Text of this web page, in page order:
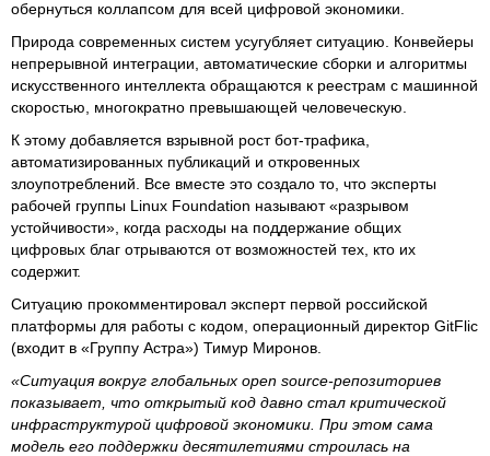
обернуться коллапсом для всей цифровой экономики.
Природа современных систем усугубляет ситуацию. Конвейеры
непрерывной интеграции, автоматические сборки и алгоритмы
искусственного интеллекта обращаются к реестрам с машинной
скоростью, многократно превышающей человеческую.
К этому добавляется взрывной рост бот-трафика,
автоматизированных публикаций и откровенных
злоупотреблений. Все вместе это создало то, что эксперты
рабочей группы Linux Foundation называют «разрывом
устойчивости», когда расходы на поддержание общих
цифровых благ отрываются от возможностей тех, кто их
содержит.
Ситуацию прокомментировал эксперт первой российской
платформы для работы с кодом, операционный директор GitFlic
(входит в «Группу Астра») Тимур Миронов.
«Ситуация вокруг глобальных open source-репозиториев
показывает, что открытый код давно стал критической
инфраструктурой цифровой экономики. При этом сама
модель его поддержки десятилетиями строилась на